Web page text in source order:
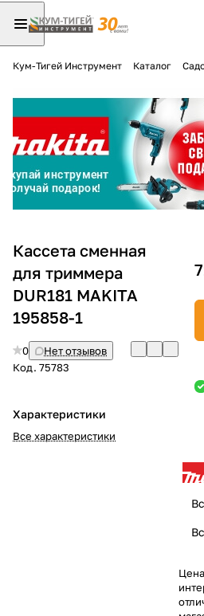
Кум-Тигей Инструмент Каталог
Кассета сменная
для триммера
DUR181 MAKITA
195858-1
0
Нет отзывов
Код. 75783
Характеристики
Все характеристики
Разбейте
оплатуна части
без переплат
График платежей
Сегодня
25%
% картой любого
% будут